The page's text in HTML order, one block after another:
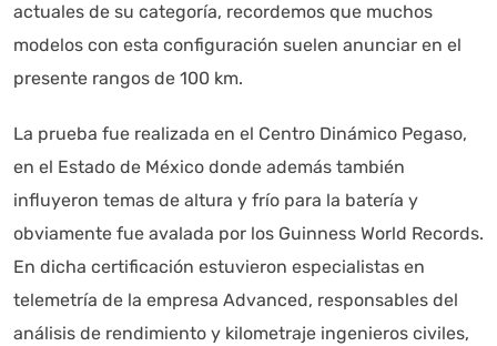
actuales de su categoría, recordemos que muchos
modelos con esta configuración suelen anunciar en el
presente rangos de 100 km.
La prueba fue realizada en el Centro Dinámico Pegaso,
en el Estado de México donde además también
influyeron temas de altura y frío para la batería y
obviamente fue avalada por los Guinness World Records.
En dicha certificación estuvieron especialistas en
telemetría de la empresa Advanced, responsables del
análisis de rendimiento y kilometraje ingenieros civiles,
Autoanalítica IA Agente Inteligente
Estoy aquí para encontrar lo que necesitas. ¿Qué estás
buscando? "Este asistente con IA (OpenAI) ofrece